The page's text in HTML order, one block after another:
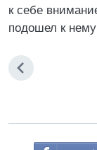
к себе
подошел к